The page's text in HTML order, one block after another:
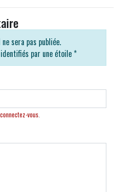
sera pas publiée.
par une étoile *
connectez-vous.